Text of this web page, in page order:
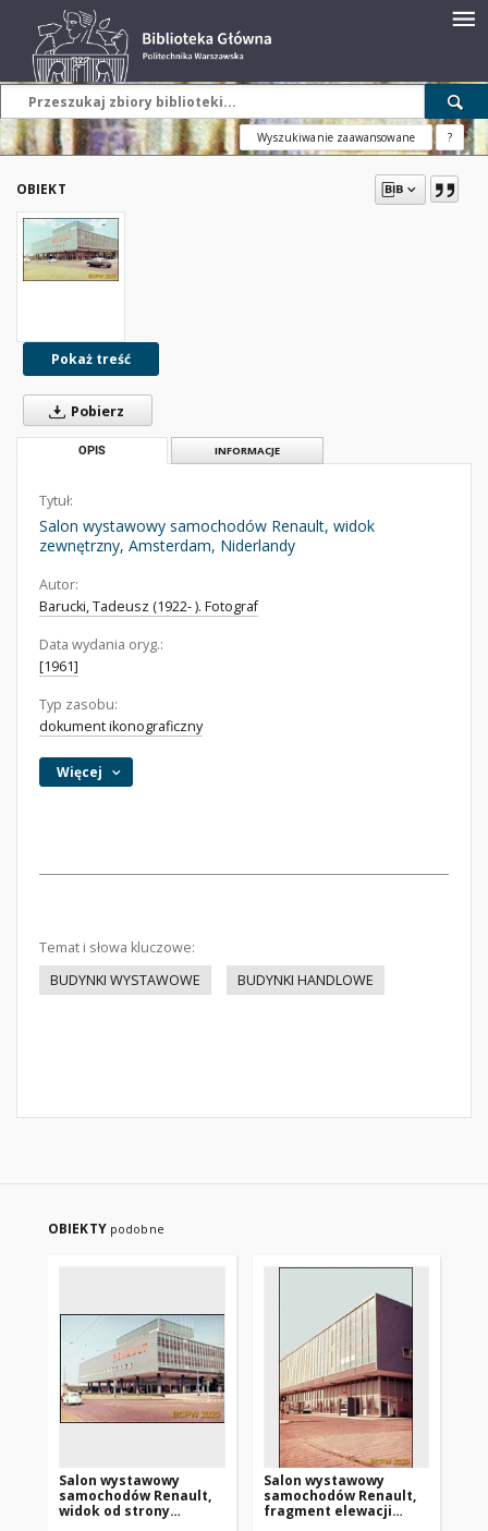
Wyszukiwanie zaawansowane ?
OBIEKT
Pokaż treść
Pobierz
OPIS INFORMACJE
Tytuł:
Salon wystawowy samochodów Renault, widok
zewnętrzny, Amsterdam, Niderlandy
Autor:
Barucki, Tadeusz (1922- ). Fotograf
Data wydania oryg.:
[1961]
Typ zasobu:
dokument ikonograficzny
Więcej
Temat i słowa kluczowe:
BUDYNKI WYSTAWOWE
BUDYNKI HANDLOWE
OBIEKTY podobne
Salon wystawowy
samochodów Renault,
widok od strony
Salon wystawowy
samochodów Renault,
fragment elewacji